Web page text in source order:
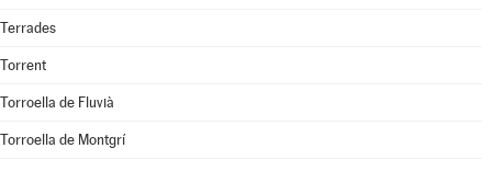
Terrades
Torrent
Torroella de Fluvià
Torroella de Montgrí